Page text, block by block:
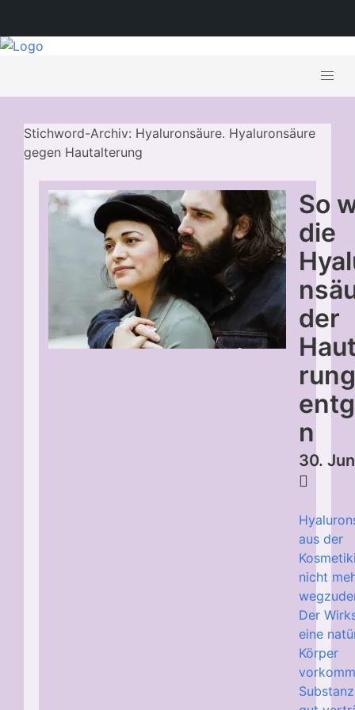
Stichword-Archiv: Hyaluronsäure. Hyaluronsäure
gegen Hautalterung
So
die
der
n
30.
aus der
nicht
Der
eine
Körper